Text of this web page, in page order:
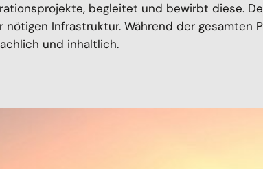
begleitet und bewirbt diese.
Infrastruktur. Während der gesamten
und inhaltlich.